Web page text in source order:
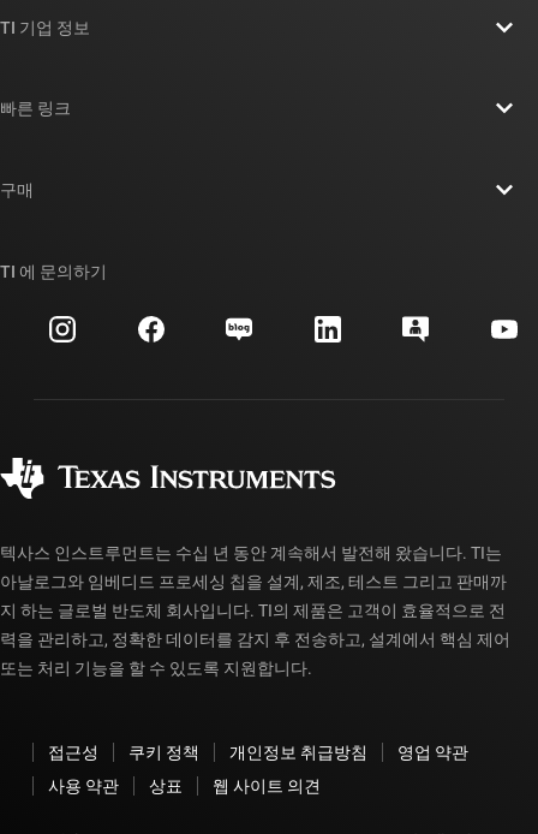
TI 기업 정보
투자 관계
제조
빠른 링크
대체품 검색
고객 지원 센터
myTI 계정 FAQ
구매
주문 FAQ
TI 에 문의하기
텍사스 인스트루먼트는 수십 년 동안 계속해서 발전해 왔습니다. TI는
아날로그와 임베디드 프로세싱 칩을 설계, 제조, 테스트 그리고 판매까
지 하는 글로벌 반도체 회사입니다. TI의 제품은 고객이 효율적으로 전
력을 관리하고, 정확한 데이터를 감지 후 전송하고, 설계에서 핵심 제어
또는 처리 기능을 할 수 있도록 지원합니다.
접근성 쿠키 정책 개인정보 취급방침
영업 약관
사용 약관
상표 웹 사이트 의견